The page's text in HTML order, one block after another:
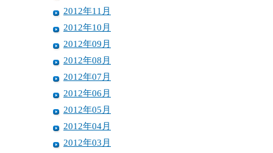
2012年11月
2012年10月
2012年09月
2012年08月
2012年07月
2012年06月
2012年05月
2012年04月
2012年03月